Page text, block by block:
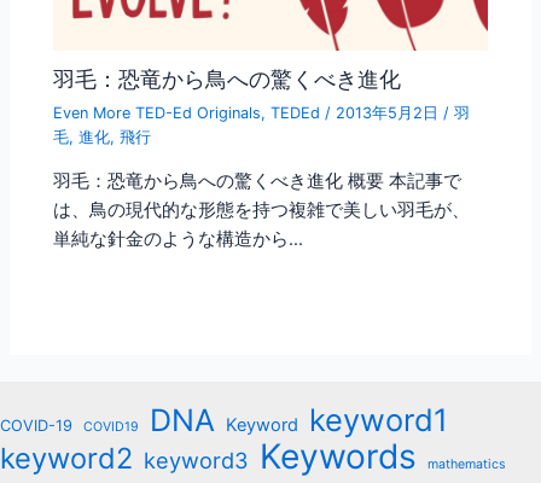
羽毛：恐竜から鳥への驚くべき進化
Even More TED-Ed Originals,TEDEd / 2013年5月2日 /羽
毛,進化,飛行
羽毛：恐竜から鳥への驚くべき進化 概要 本記事で
は、鳥の現代的な形態を持つ複雑で美しい羽毛が、
単純な針金のような構造から…
COVID-19 COVID19 DNA Keyword keyword1
keyword2 keyword3 Keywords mathematics